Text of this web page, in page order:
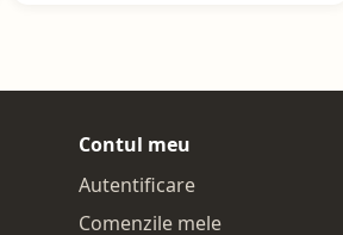
Contul meu
Autentificare
Comenzile mele